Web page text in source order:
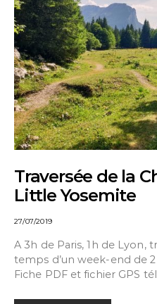
Traversée de la
Little Yosemite
27/07/2019
A 3h de Paris, 1h de Lyon,
temps d’un week-end de
Fiche PDF et fichier GPS